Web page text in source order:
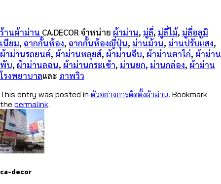
ร้านผ้าม่าน CA.DECOR จำหน่าย ผ้าม่าน, มู่ลี่, มู่ลี่ไม้, มู่ลี่อลูมิ
เนียม, ฉากกั้นห้อง, ฉากกั้นห้องญี่ปุ่น, ม่านม้วน, ม่านปรับแสง,
ผ้าม่านรถยนต์, ผ้าม่านหลุยส์, ผ้าม่านจีบ, ผ้าม่านตาไก่, ผ้าม่าน
พับ, ผ้าม่านลอน, ผ้าม่านกระเช้า, ม่านยก, ม่านกล่อง, ผ้าม่าน
โรงพยาบาลและ ภาพวิว
This entry was posted in ตัวอย่างการติดตั้งผ้าม่าน. Bookmark
the permalink.
ca-decor